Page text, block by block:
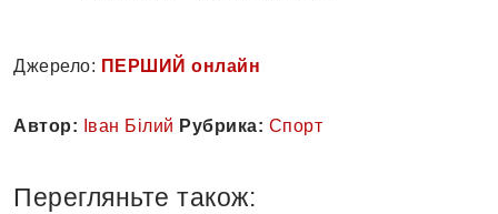
Джерело: ПЕРШИЙ онлайн
Автор: Іван Білий Рубрика: Спорт
Перегляньте також: